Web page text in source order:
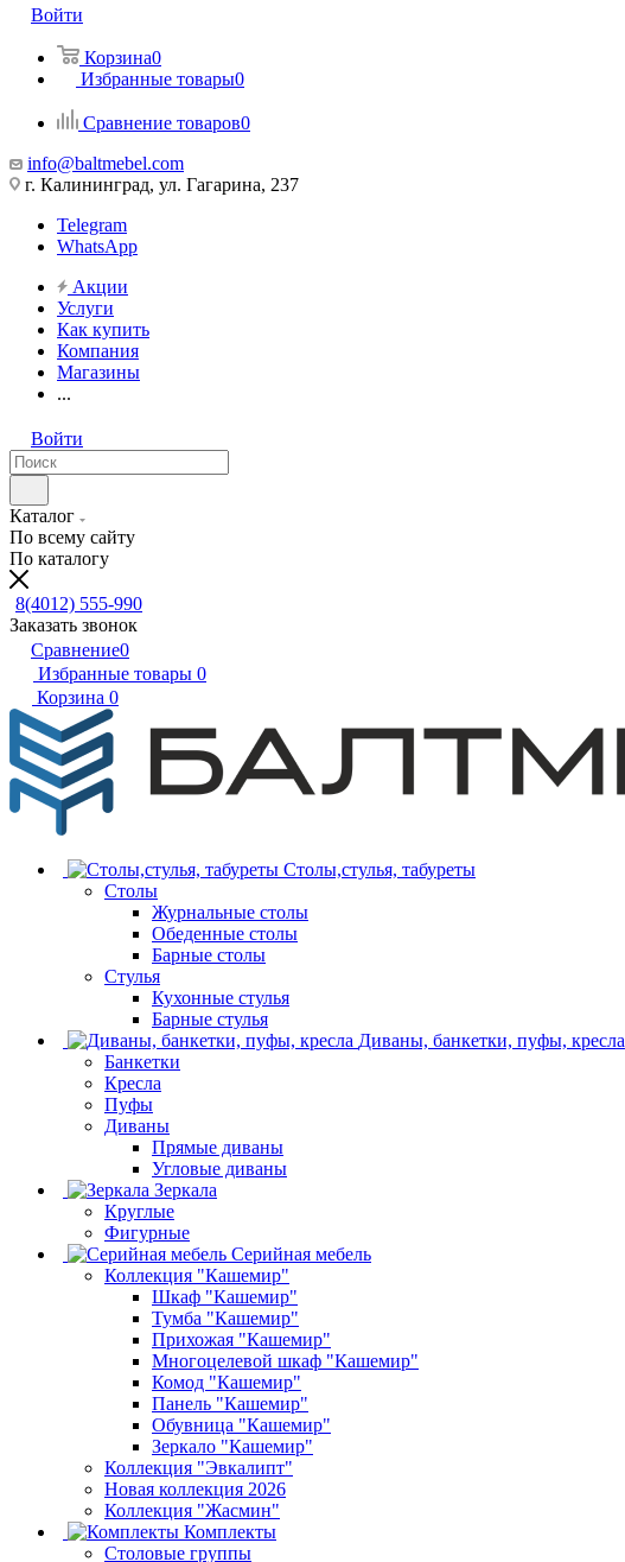
Войти
Корзина0
Избранные товары0
Сравнение товаров0
info@baltmebel.com
г. Калининград, ул. Гагарина, 237
Telegram
WhatsApp
Акции
Услуги
Как купить
Компания
Магазины
...
Войти
Каталог
По всему сайту
По каталогу
8(4012) 555-990
Заказать звонок
Сравнение0
Избранные товары 0
Корзина 0
Столы,стулья, табуреты
Столы
Журнальные столы
Обеденные столы
Барные столы
Стулья
Кухонные стулья
Барные стулья
Диваны, банкетки, пуфы, кресла
Банкетки
Кресла
Пуфы
Диваны
Прямые диваны
Угловые диваны
Зеркала
Круглые
Фигурные
Серийная мебель
Коллекция "Кашемир"
Шкаф "Кашемир"
Тумба "Кашемир"
Прихожая "Кашемир"
Многоцелевой шкаф "Кашемир"
Комод "Кашемир"
Панель "Кашемир"
Обувница "Кашемир"
Зеркало "Кашемир"
Коллекция "Эвкалипт"
Новая коллекция 2026
Коллекция "Жасмин"
Комплекты
Столовые группы